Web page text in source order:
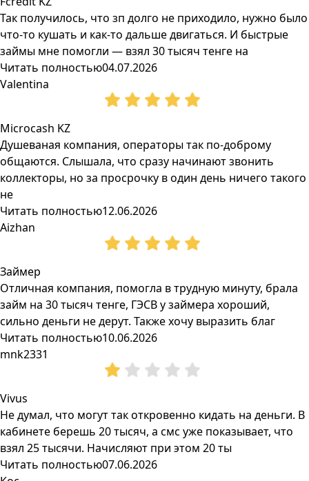
Так получилось, что зп долго не приходило, нужно было
что-то кушать и как-то дальше двигаться. И быстрые
займы мне помогли — взял 30 тысяч тенге на
Читать полностью04.07.2026
Valentina
Microcash KZ
Душеваная компания, операторы так по-доброму
общаются. Слышала, что сразу начинают звонить
коллекторы, но за просрочку в один день ничего такого
не
Читать полностью12.06.2026
Aizhan
Займер
Отличная компания, помогла в трудную минуту, брала
займ на 30 тысяч тенге, ГЭСВ у займера хороший,
сильно деньги не дерут. Также хочу выразить благ
Читать полностью10.06.2026
mnk2331
Vivus
Не думал, что могут так откровенно кидать на деньги. В
кабинете берешь 20 тысяч, а смс уже показывает, что
взял 25 тысячи. Начисляют при этом 20 ты
Читать полностью07.06.2026